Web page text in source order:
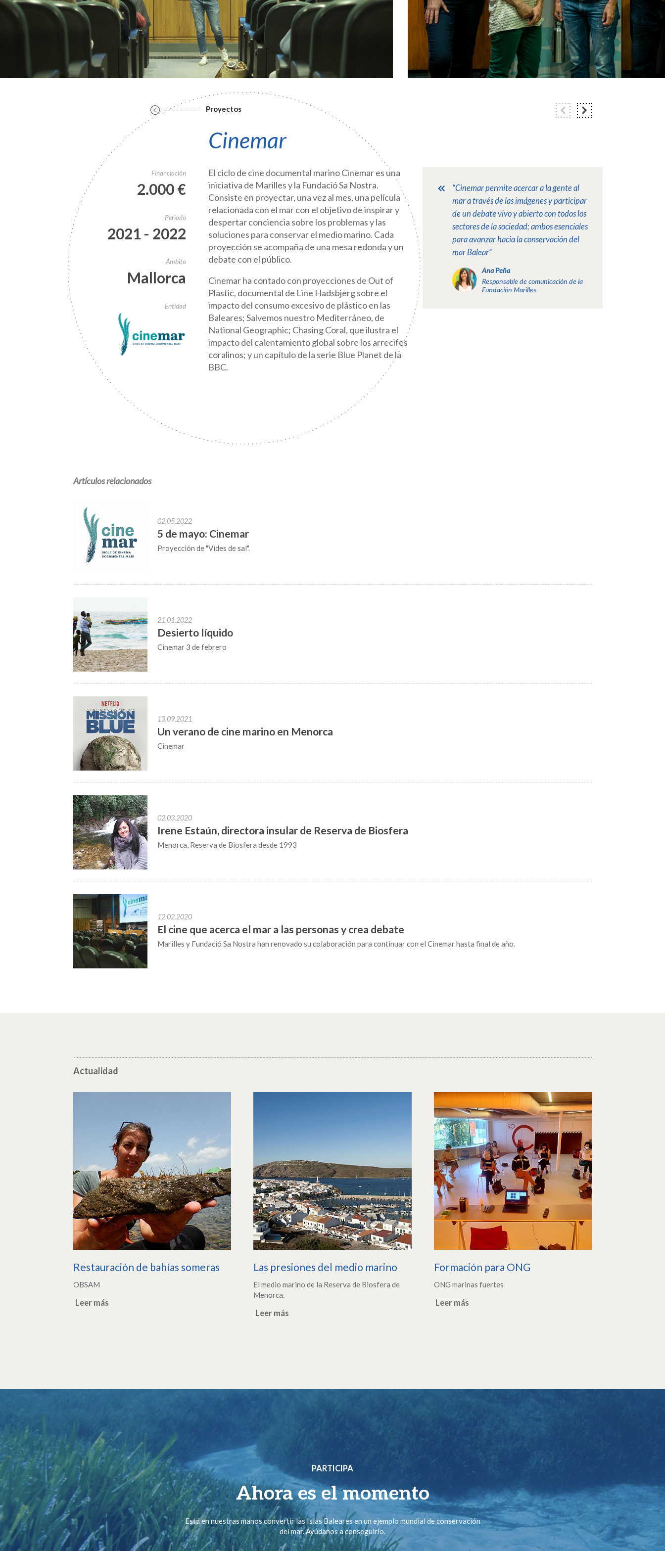
Proyectos
Cinemar
Financiación
2.000 €
Periodo
2021 - 2022
Ámbito
Mallorca
Entidad
El ciclo de cine documental marino Cinemar es una
iniciativa de Marilles y la Fundació Sa Nostra.
Consiste en proyectar, una vez al mes, una película
relacionada con el mar con el objetivo de inspirar y
despertar conciencia sobre los problemas y las
soluciones para conservar el medio marino. Cada
proyección se acompaña de una mesa redonda y un
debate con el público.
Cinemar ha contado con proyecciones de Out of
Plastic, documental de Line Hadsbjerg sobre el
impacto del consumo excesivo de plástico en las
Baleares; Salvemos nuestro Mediterráneo, de
National Geographic; Chasing Coral, que ilustra el
impacto del calentamiento global sobre los arrecifes
coralinos; y un capítulo de la serie Blue Planet de la
BBC.
“Cinemar permite acercar a la gente al
mar a través de las imágenes y participar
de un debate vivo y abierto con todos los
sectores de la sociedad; ambos esenciales
para avanzar hacia la conservación del
mar Balear”
Ana Peña
Responsable de comunicación de la
Fundación Marilles
Artículos relacionados
02.05.2022
5 de mayo: Cinemar
Proyección de "Vides de sal".
21.01.2022
Desierto líquido
Cinemar 3 de febrero
13.09.2021
Un verano de cine marino en Menorca
Cinemar
02.03.2020
Irene Estaún, directora insular de Reserva de Biosfera
Menorca, Reserva de Biosfera desde 1993
12.02.2020
El cine que acerca el mar a las personas y crea debate
Marilles y Fundació Sa Nostra han renovado su colaboración para continuar con el Cinemar hasta final de año.
Actualidad
Restauración de bahías someras
OBSAM
Leer más
Las presiones del medio marino
El medio marino de la Reserva de Biosfera de
Menorca.
Leer más
Formación para ONG
ONG marinas fuertes
Leer más
PARTICIPA
Ahora es el momento
Está en nuestras manos convertir las Islas Baleares en un ejemplo mundial de conservación
del mar. Ayúdanos a conseguirlo.